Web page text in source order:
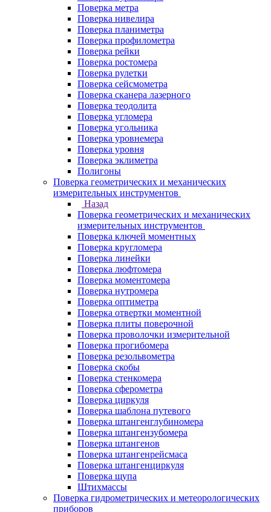
Поверка метра
Поверка нивелира
Поверка планиметра
Поверка профилометра
Поверка рейки
Поверка ростомера
Поверка рулетки
Поверка сейсмометра
Поверка сканера лазерного
Поверка теодолита
Поверка угломера
Поверка угольника
Поверка уровнемера
Поверка уровня
Поверка эклиметра
Полигоны
Поверка геометрических и механических
измерительных инструментов
Назад
Поверка геометрических и механических
измерительных инструментов
Поверка ключей моментных
Поверка кругломера
Поверка линейки
Поверка люфтомера
Поверка моментомера
Поверка нутромера
Поверка оптиметра
Поверка отвертки моментной
Поверка плиты поверочной
Поверка проволочки измерительной
Поверка прогибомера
Поверка резольвометра
Поверка скобы
Поверка стенкомера
Поверка сферометра
Поверка циркуля
Поверка шаблона путевого
Поверка штангенглубиномера
Поверка штангензубомера
Поверка штангенов
Поверка штангенрейсмаса
Поверка штангенциркуля
Поверка щупа
Штихмассы
Поверка гидрометрических и метеорологических
приборов